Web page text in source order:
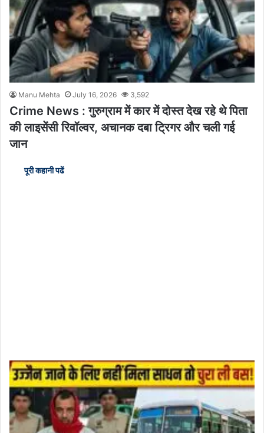
Manu Mehta July 16, 2026 3,592
Crime News : गुरुग्राम में कार में दोस्त देख रहे थे पिता
की लाइसेंसी रिवॉल्वर, अचानक दबा ट्रिगर और चली गई
जान
पूरी कहानी पढें